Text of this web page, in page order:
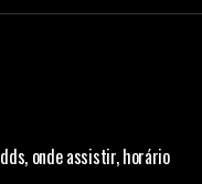
onde assistir, horário